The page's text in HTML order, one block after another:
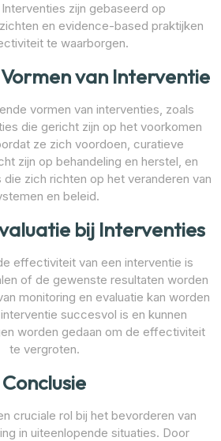
zijn gebaseerd op
en evidence-based praktijken
te waarborgen.
van Interventie
vormen van interventies, zoals
die gericht zijn op het voorkomen
ze zich voordoen, curatieve
zijn op behandeling en herstel, en
zich richten op het veranderen van
en beleid.
bij Interventies
effectiviteit van een interventie is
of de gewenste resultaten worden
monitoring en evaluatie kan worden
succesvol is en kunnen
worden gedaan om de effectiviteit
te vergroten.
Conclusie
cruciale rol bij het bevorderen van
in uiteenlopende situaties. Door